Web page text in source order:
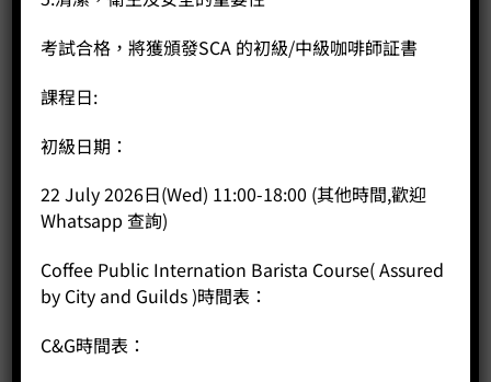
電話：5703 6727
Coffee Public 官方網站 / 私訊
立即報名，與 Coffee Public 一起享受手作朱古力的甜蜜時光！
席位有限，先到先得。查詢請致電或Whatsapp 5703 6727 或在
社交媒體上私訊我們 coffeepublicltd@gmail.com。
相關商品
考試合格，將獲頒發SCA 的初級/中級咖啡師証書
課程日:
初級日期：
22 July 2026日(Wed) 11:00-18:00 (其他時間,歡迎
Whatsapp 查詢)
Coffee Public Internation Barista Course( Assured
by City and Guilds )時間表：
C&G時間表：